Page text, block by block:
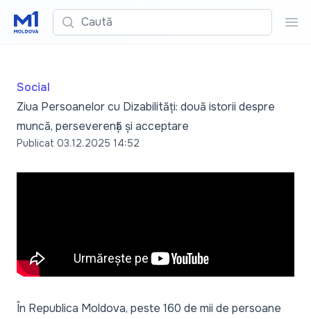
Caută
Social
Ziua Persoanelor cu Dizabilități: două istorii despre
muncă, perseverență și acceptare
Publicat 03.12.2025 14:52
În Republica Moldova, peste 160 de mii de persoane